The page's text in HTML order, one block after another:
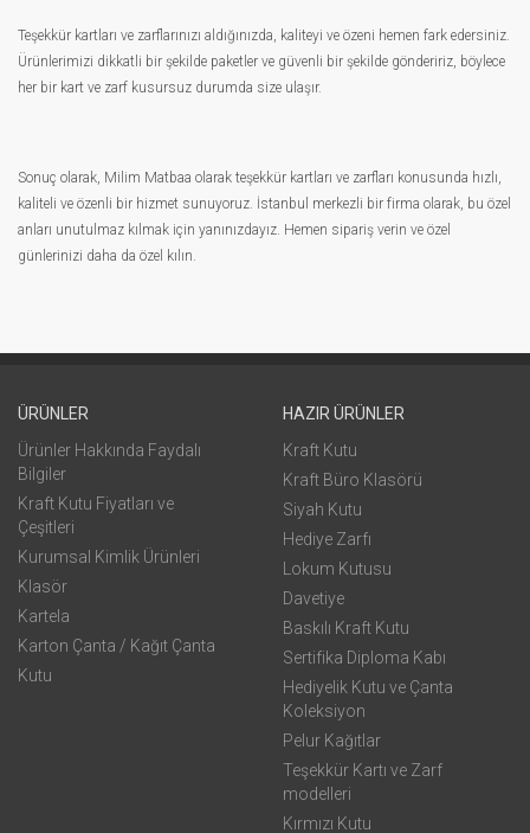
Teşekkür kartları ve zarflarınızı aldığınızda, kaliteyi ve özeni hemen fark edersiniz.
Ürünlerimizi dikkatli bir şekilde paketler ve güvenli bir şekilde göndeririz, böylece
her bir kart ve zarf kusursuz durumda size ulaşır.
Sonuç olarak, Milim Matbaa olarak teşekkür kartları ve zarfları konusunda hızlı,
kaliteli ve özenli bir hizmet sunuyoruz. İstanbul merkezli bir firma olarak, bu özel
anları unutulmaz kılmak için yanınızdayız. Hemen sipariş verin ve özel
günlerinizi daha da özel kılın.
ÜRÜNLER
Ürünler Hakkında Faydalı
Bilgiler
Kraft Kutu Fiyatları ve
Çeşitleri
Kurumsal Kimlik Ürünleri
Klasör
Kartela
Karton Çanta / Kağıt Çanta
Kutu
HAZIR ÜRÜNLER
Kraft Kutu
Kraft Büro Klasörü
Siyah Kutu
Hediye Zarfı
Lokum Kutusu
Davetiye
Baskılı Kraft Kutu
Sertifika Diploma Kabı
Hediyelik Kutu ve Çanta
Koleksiyon
Pelur Kağıtlar
Teşekkür Kartı ve Zarf
modelleri
Kırmızı Kutu